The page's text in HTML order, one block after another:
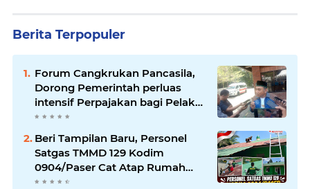
Berita Terpopuler
Forum Cangkrukan Pancasila,
Dorong Pemerintah perluas
intensif Perpajakan bagi Pelaku
Usaha UMKM.
Beri Tampilan Baru, Personel
Satgas TMMD 129 Kodim
0904/Paser Cat Atap Rumah
Marbot